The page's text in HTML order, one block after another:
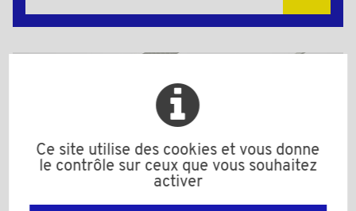
Ce site utilise des cookies et vous donne
le contrôle sur ceux que vous souhaitez
activer